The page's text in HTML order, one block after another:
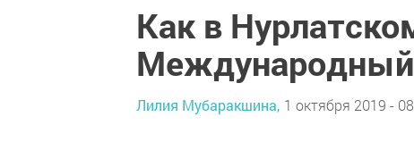
Как в
Лилия Мубаракшина, 1 октября 2019 -